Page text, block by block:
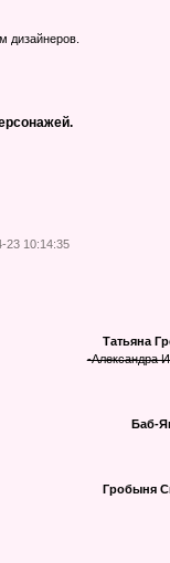
дизайнеров.
23 10:14:35
Татьяна
-Александра
Баб-
Гробыня